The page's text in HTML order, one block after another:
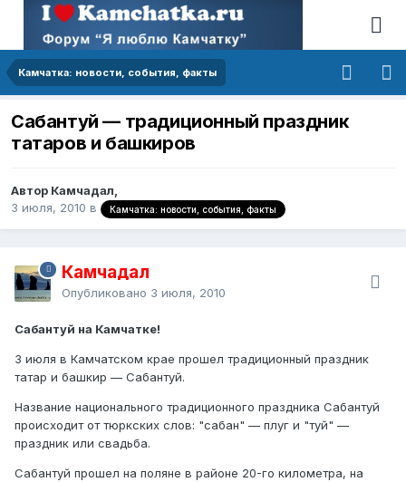
Камчатка: новости, события, факты
Сабантуй — традиционный праздник
татаров и башкиров
Автор Камчадал,
3 июля, 2010 в Камчатка: новости, события, факты
Камчадал
Опубликовано 3 июля, 2010
Сабантуй на Камчатке!
3 июля в Камчатском крае прошел традиционный праздник
татар и башкир — Сабантуй.
Название национального традиционного праздника Сабантуй
происходит от тюркских слов: "сабан" — плуг и "туй" —
праздник или свадьба.
Сабантуй прошел на поляне в районе 20-го километра, на